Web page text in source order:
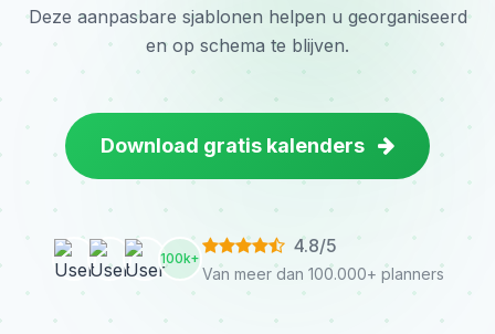
Deze aanpasbare sjablonen helpen u georganiseerd
en op schema te blijven.
Download gratis kalenders
100k+
4.8/5
Van meer dan 100.000+ planners